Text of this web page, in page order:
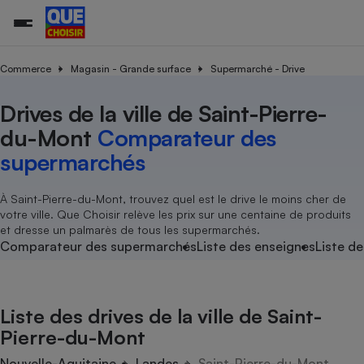
Commerce Magasin - Grande surface Supermarché - Drive
Drives de la ville de Saint-Pierre-
du-Mont Comparateur des
supermarchés
À Saint-Pierre-du-Mont, trouvez quel est le drive le moins cher de
votre ville. Que Choisir relève les prix sur une centaine de produits
et dresse un palmarès de tous les supermarchés.
Comparateur des supermarchésListe des enseignesListe
Liste des drives de la ville de Saint-
Pierre-du-Mont
Additifs
Nutrition
Assurance auto
Magasin - Grande surface
Marketing - Fidélisation
Organismes de défense
Système judiciaire
Air
Energie
Achat - Vente - Travaux
Location
Sport
Vacances - Tourisme
électrique
Démarche administrative
Senior
Service marchand
Train
Transport aérien
Toutes les actualités
Enquêtes
Guides d'achat
Conseils
Brèves
Tous les services
Soumettre un litige
Lettres types
Tous nos combats
Nos actions
Nos grandes victoires
Les billets de la présidente
Nos associations locales
Nous rejoindre
nous ?
L’association
Nos missions
Notre méthodologie
Notre financement
Nos partenaires
Nous rejoindre